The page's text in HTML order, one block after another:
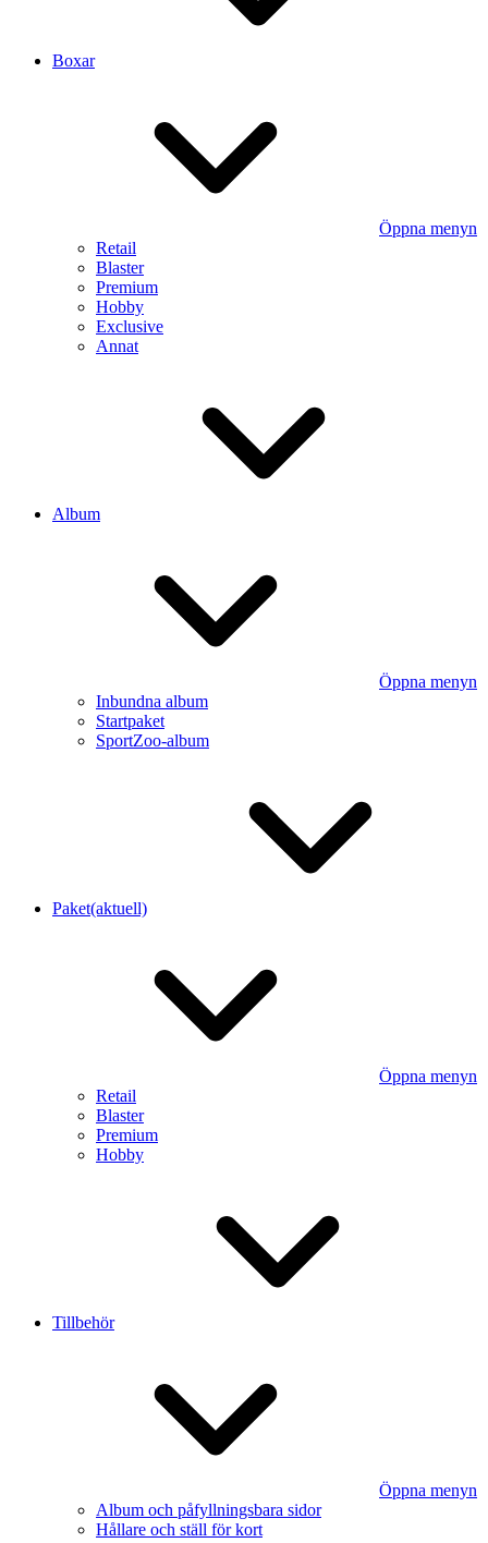
Boxar
Öppna menyn
Retail
Blaster
Premium
Hobby
Exclusive
Annat
Album
Öppna menyn
Inbundna album
Startpaket
SportZoo-album
Paket(aktuell)
Öppna menyn
Retail
Blaster
Premium
Hobby
Tillbehör
Öppna menyn
Album och påfyllningsbara sidor
Hållare och ställ för kort